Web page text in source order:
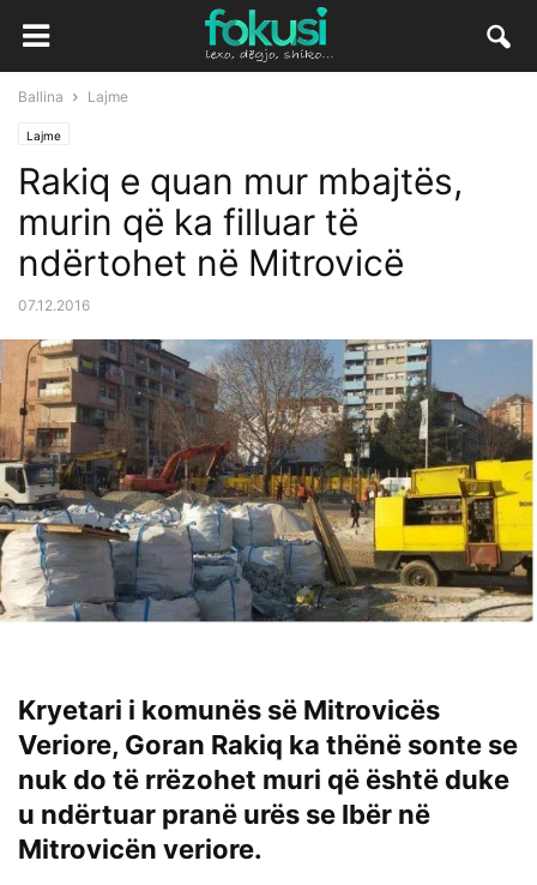
Ballina Lajme
Lajme
Rakiq e quan mur mbajtës,
murin që ka filluar të
ndërtohet në Mitrovicë
07.12.2016
Kryetari i komunës së Mitrovicës
Veriore, Goran Rakiq ka thënë sonte se
nuk do të rrëzohet muri që është duke
u ndërtuar pranë urës se Ibër në
Mitrovicën veriore.